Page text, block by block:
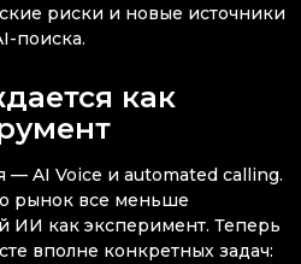
риски и новые источники
поиска.
как
— AI Voice и automated calling.
рынок все меньше
ИИ как эксперимент. Теперь
вполне конкретных задач: